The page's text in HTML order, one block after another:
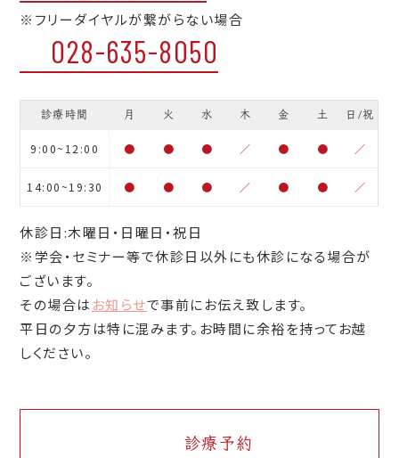
※フリーダイヤルが繋がらない場合
028-635-8050
診療時間 月 火 水 木 金 土 日/祝
9:00~12:00 ● ● ● ／ ● ● ／
14:00~19:30 ● ● ● ／ ● ● ／
休診日:木曜日・日曜日・祝日
※学会・セミナー等で休診日以外にも休診になる場合が
ございます。
その場合は お知らせで事前にお伝え致します。
平日の夕方は特に混みます。お時間に余裕を持ってお越
しください。
診療予約